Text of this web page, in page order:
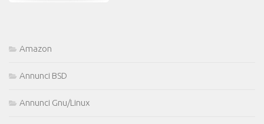
Amazon
Annunci BSD
Annunci Gnu/Linux